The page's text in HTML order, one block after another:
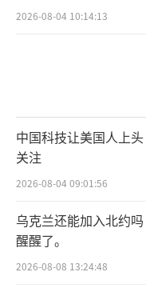
2026-08-04 10:14:13
中国科技让美国人上
关注
2026-08-04 09:01:56
乌克兰还能加入北约
醒醒了。
2026-08-08 13:24:48